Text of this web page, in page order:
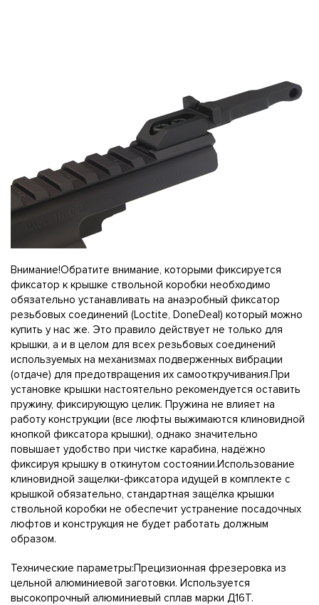
Внимание!Обратите внимание, которыми фиксируется
фиксатор к крышке ствольной коробки необходимо
обязательно устанавливать на анаэробный фиксатор
резьбовых соединений (Loctite, DoneDeal) который можно
купить у нас же. Это правило действует не только для
крышки, а и в целом для всех резьбовых соединений
используемых на механизмах подверженных вибрации
(отдаче) для предотвращения их самооткручивания.При
установке крышки настоятельно рекомендуется оставить
пружину, фиксирующую целик. Пружина не влияет на
работу конструкции (все люфты выжимаются клиновидной
кнопкой фиксатора крышки), однако значительно
повышает удобство при чистке карабина, надёжно
фиксируя крышку в откинутом состоянии.Использование
клиновидной защелки-фиксатора идущей в комплекте с
крышкой обязательно, стандартная защёлка крышки
ствольной коробки не обеспечит устранение посадочных
люфтов и конструкция не будет работать должным
образом.
Технические параметры:Прецизионная фрезеровка из
цельной алюминиевой заготовки. Используется
высокопрочный алюминиевый сплав марки Д16Т.